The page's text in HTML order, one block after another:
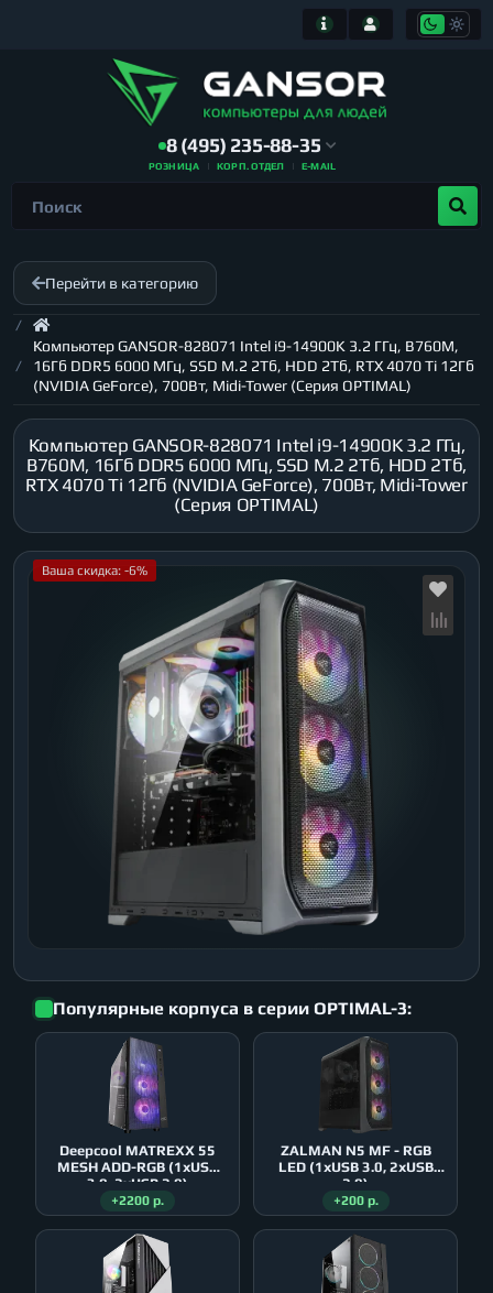
8 (495) 235-88-35
РОЗНИЦА КОРП. ОТДЕЛ E-MAIL
Перейти в категорию
Компьютер GANSOR-828071 Intel i9-14900K 3.2 ГГц, B760M,
16Гб DDR5 6000 МГц, SSD M.2 2Тб, HDD 2Тб, RTX 4070 Ti 12Гб
(NVIDIA GeForce), 700Вт, Midi-Tower (Серия OPTIMAL)
Компьютер GANSOR-828071 Intel i9-14900K 3.2 ГГц,
B760M, 16Гб DDR5 6000 МГц, SSD M.2 2Тб, HDD 2Тб,
RTX 4070 Ti 12Гб (NVIDIA GeForce), 700Вт, Midi-Tower
(Серия OPTIMAL)
Ваша скидка: -6%
Популярные корпуса в серии OPTIMAL-3:
Deepcool MATREXX 55
MESH ADD-RGB (1xUSB
3.0, 2xUSB 2.0)
+2200 р.
ZALMAN N5 MF - RGB
LED (1xUSB 3.0, 2xUSB
2.0)
+200 р.